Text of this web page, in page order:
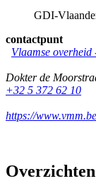
GDI-
contactpunt
Vlaamse
Dokter de
+32 5 372 62 10
https://www.vmm.be
Overzichten